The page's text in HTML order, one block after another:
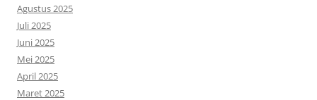
Agustus 2025
Juli 2025
Juni 2025
Mei 2025
April 2025
Maret 2025